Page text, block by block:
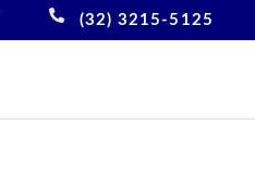
(32) 3215-5125